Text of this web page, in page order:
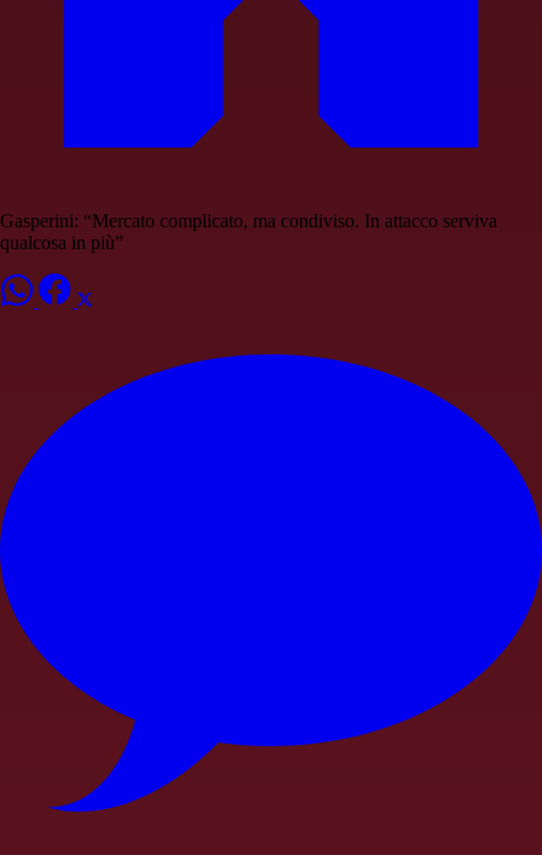
Gasperini: “Mercato complicato, ma condiviso. In attacco serviva
qualcosa in più”